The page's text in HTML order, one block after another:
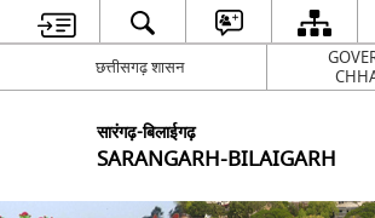
छत्तीसगढ़ शासन
सारंगढ़-बिलाईगढ़
SARANGARH-BILAIGARH